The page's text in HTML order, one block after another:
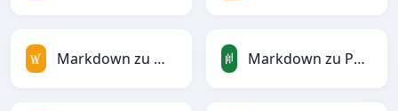
Markdown zu MediaWiki Markdown zu PandasDataFrame